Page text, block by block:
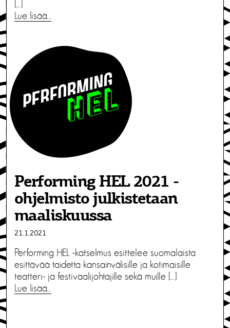
Lue lisää…
Performing HEL 2021 -
ohjelmisto julkistetaan
maaliskuussa
21.1.2021
Performing HEL -katselmus esittelee suomalaista
esittävää taidetta kansainvälisille ja kotimaisille
teatteri- ja festivaalijohtajille sekä muille […]
Lue lisää…